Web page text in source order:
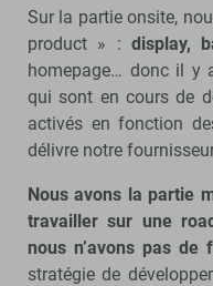
Sur la partie onsite,
product » : display,
homepage… donc il y
qui sont en cours de
activés en fonction
délivre notre
Nous avons la partie
travailler sur une
nous n’avons pas de
stratégie de